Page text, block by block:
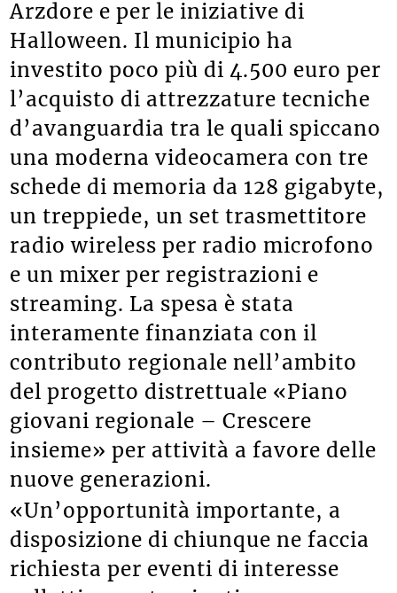
appuntamenti con la Festa delle
Arzdore e per le iniziative di
Halloween. Il municipio ha
investito poco più di 4.500 euro per
l’acquisto di attrezzature tecniche
d’avanguardia tra le quali spiccano
una moderna videocamera con tre
schede di memoria da 128 gigabyte,
un treppiede, un set trasmettitore
radio wireless per radio microfono
e un mixer per registrazioni e
streaming. La spesa è stata
interamente finanziata con il
contributo regionale nell’ambito
del progetto distrettuale «Piano
giovani regionale – Crescere
insieme» per attività a favore delle
nuove generazioni.
«Un’opportunità importante, a
disposizione di chiunque ne faccia